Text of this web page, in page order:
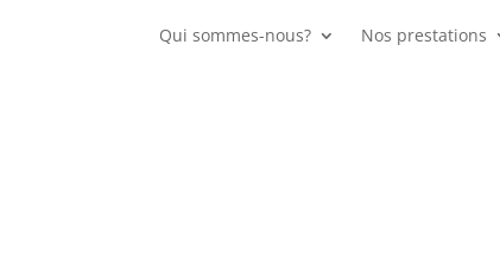
Qui sommes-nous? Nos prestations